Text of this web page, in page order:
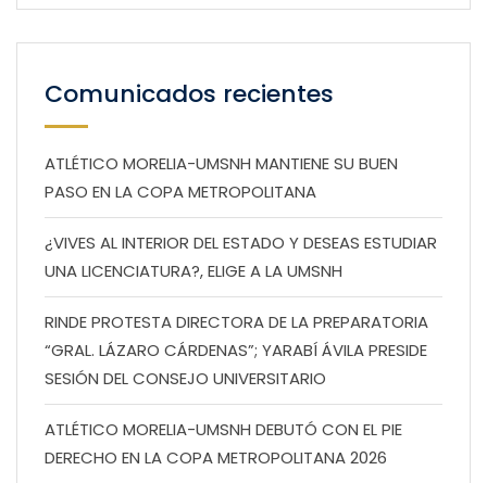
Comunicados recientes
ATLÉTICO MORELIA-UMSNH MANTIENE SU BUEN
PASO EN LA COPA METROPOLITANA
¿VIVES AL INTERIOR DEL ESTADO Y DESEAS ESTUDIAR
UNA LICENCIATURA?, ELIGE A LA UMSNH
RINDE PROTESTA DIRECTORA DE LA PREPARATORIA
“GRAL. LÁZARO CÁRDENAS”; YARABÍ ÁVILA PRESIDE
SESIÓN DEL CONSEJO UNIVERSITARIO
ATLÉTICO MORELIA-UMSNH DEBUTÓ CON EL PIE
DERECHO EN LA COPA METROPOLITANA 2026